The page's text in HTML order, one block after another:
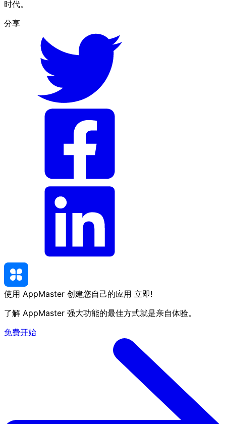
时代。
分享
使用 AppMaster 创建您自己的应用 立即!
了解 AppMaster 强大功能的最佳方式就是亲自体验。
免费开始